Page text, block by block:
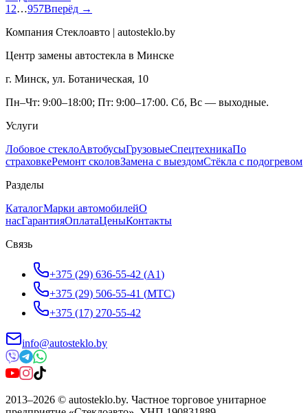
1 2…957Вперёд →
Компания Стеклоавто | autosteklo.by
Центр замены автостекла в Минске
г. Минск, ул. Ботаническая, 10
Пн–Чт: 9:00–18:00; Пт: 9:00–17:00. Сб, Вс — выходные.
Услуги
Лобовое стеклоАвтобусыГрузовыеСпецтехникаПо
страховкеРемонт сколовЗамена с выездомСтёкла с подогревом
Разделы
КаталогМарки автомобилейО
насГарантияОплатаЦеныКонтакты
Связь
+375 (29) 636-55-42 (A1)
+375 (29) 506-55-41 (МТС)
+375 (17) 270-55-42
info@autosteklo.by
2013–2026 © autosteklo.by. Частное торговое унитарное